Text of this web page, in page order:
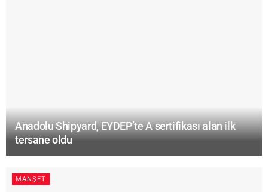
Anadolu Shipyard, EYDEP’te A sertifikası alan ilk
tersane oldu
MANŞET